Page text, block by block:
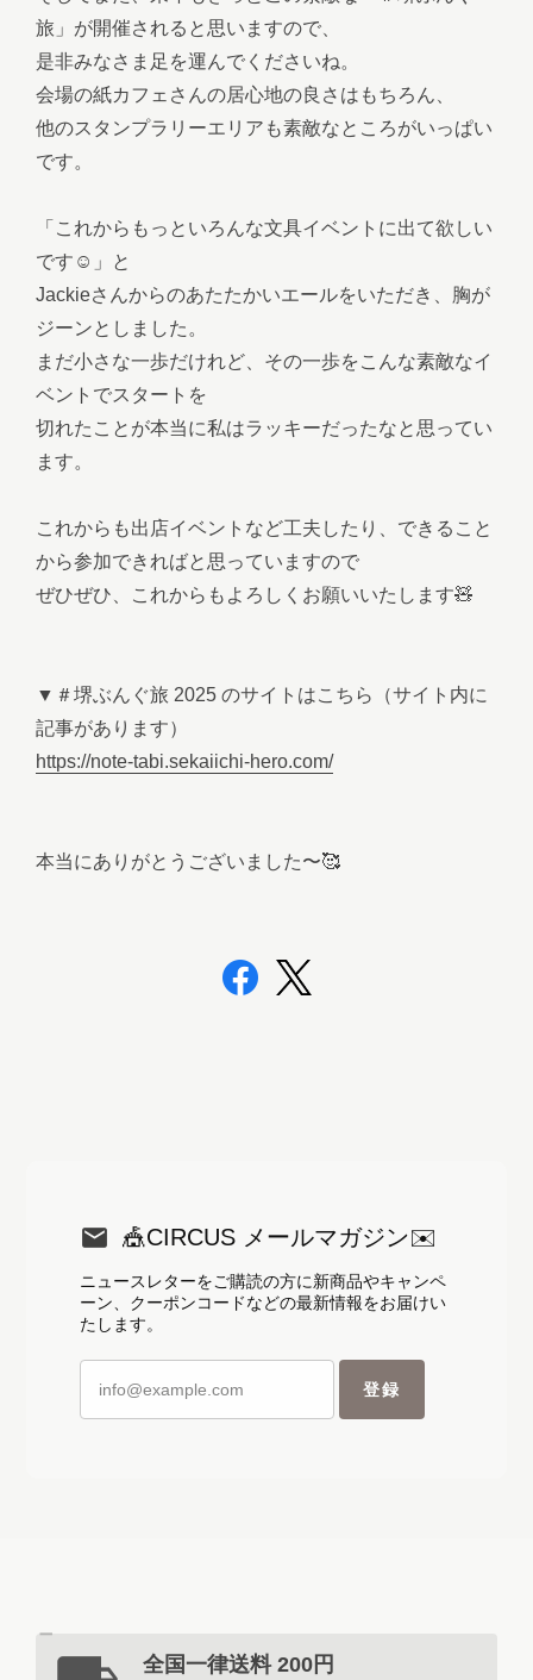
旅」が開催されると思いますので、
是非みなさま足を運んでくださいね。
会場の紙カフェさんの居心地の良さはもちろん、
他のスタンプラリーエリアも素敵なところがいっぱい
です。
「これからもっといろんな文具イベントに出て欲しい
です☺️」と
Jackieさんからのあたたかいエールをいただき、胸が
ジーンとしました。
まだ小さな一歩だけれど、その一歩をこんな素敵なイ
ベントでスタートを
切れたことが本当に私はラッキーだったなと思ってい
ます。
これからも出店イベントなど工夫したり、できること
から参加できればと思っていますので
ぜひぜひ、これからもよろしくお願いいたします🧸
▼＃堺ぶんぐ旅 2025 のサイトはこちら（サイト内に
記事があります）
https://note-tabi.sekaiichi-hero.com/
本当にありがとうございました〜🥰
🎪CIRCUS メールマガジン✉️
ニュースレターをご購読の方に新商品やキャンペ
ーン、クーポンコードなどの最新情報をお届けい
たします。
登録
全国一律送料 200円